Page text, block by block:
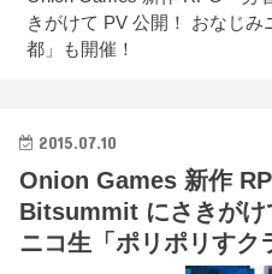
きがけて PV 公開！ おなじ
都」も開催！
2015.07.10
Onion Games 新作
Bitsummit にさきがけ
ニコ生「ポリポリすク